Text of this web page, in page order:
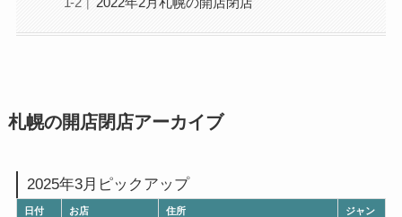
札幌の開店閉店アーカイブ
2025年3月ピックアップ
日付 お店 住所
ジャン